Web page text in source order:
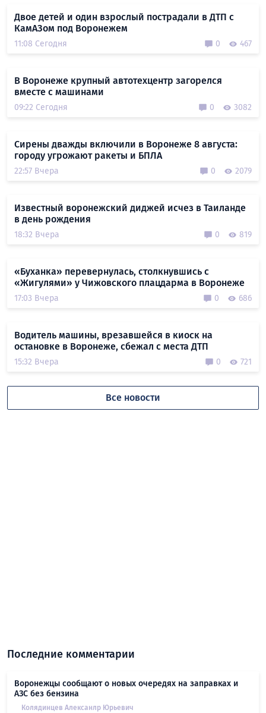
Двое детей и один взрослый пострадали в ДТП с
КамАЗом под Воронежем
11:08 Сегодня 0 467
В Воронеже крупный автотехцентр загорелся
вместе с машинами
09:22 Сегодня 0 3082
Сирены дважды включили в Воронеже 8 августа:
городу угрожают ракеты и БПЛА
22:57 Вчера 0 2079
Известный воронежский диджей исчез в Таиланде
в день рождения
18:32 Вчера 0 819
«Буханка» перевернулась, столкнувшись с
«Жигулями» у Чижовского плацдарма в Воронеже
17:03 Вчера 0 686
Водитель машины, врезавшейся в киоск на
остановке в Воронеже, сбежал с места ДТП
15:32 Вчера 0 721
Все новости
Последние комментарии
Воронежцы сообщают о новых очередях на заправках и
АЗС без бензина
Колядинцев Алексанлр Юрьевич